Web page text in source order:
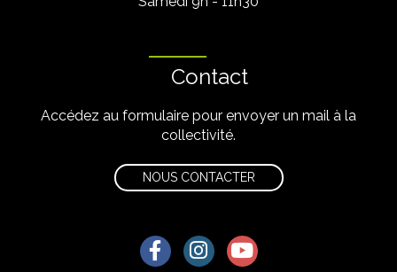
Contact
Accédez au formulaire pour envoyer un mail à la
collectivité.
NOUS CONTACTER
Lien vers le compte Facebook
Lien vers le compte
Lien vers la chaîne